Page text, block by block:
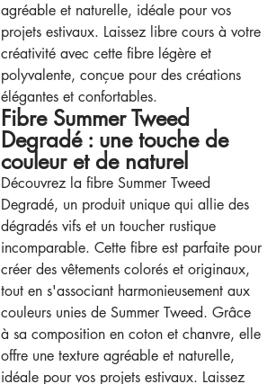
agréable et naturelle, idéale pour vos
projets estivaux. Laissez libre cours à votre
créativité avec cette fibre légère et
polyvalente, conçue pour des créations
élégantes et confortables.
Fibre Summer Tweed
Degradé : une touche de
couleur et de naturel
Découvrez la fibre Summer Tweed
Degradé, un produit unique qui allie des
dégradés vifs et un toucher rustique
incomparable. Cette fibre est parfaite pour
créer des vêtements colorés et originaux,
tout en s'associant harmonieusement aux
couleurs unies de Summer Tweed. Grâce
à sa composition en coton et chanvre, elle
offre une texture agréable et naturelle,
idéale pour vos projets estivaux. Laissez